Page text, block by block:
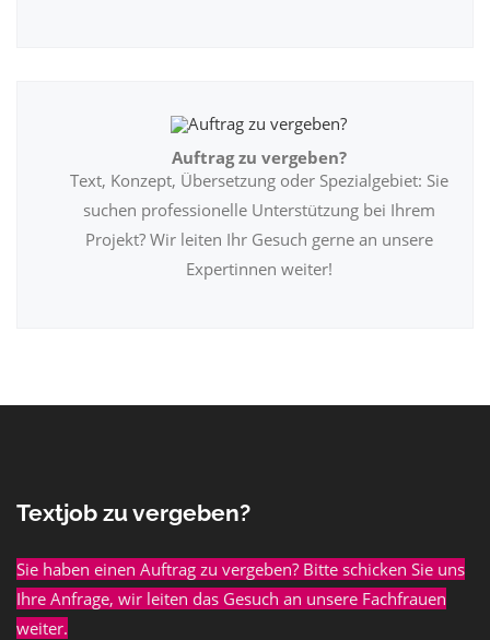
Auftrag zu vergeben?
Text, Konzept, Übersetzung oder Spezialgebiet: Sie
suchen professionelle Unterstützung bei Ihrem
Projekt? Wir leiten Ihr Gesuch gerne an unsere
Expertinnen weiter!
Textjob zu vergeben?
Sie haben einen Auftrag zu vergeben? Bitte schicken Sie uns
Ihre Anfrage, wir leiten das Gesuch an unsere Fachfrauen
weiter.